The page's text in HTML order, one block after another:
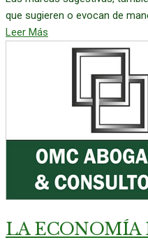
que sugieren o evocan de
Leer Más
LA ECONOMÍA